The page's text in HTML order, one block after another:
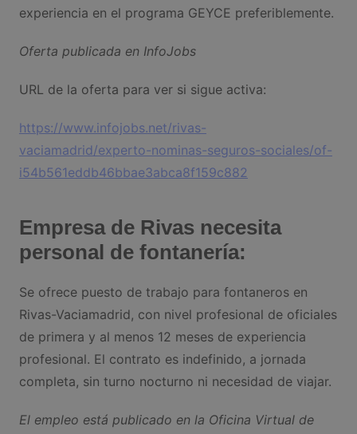
experiencia en el programa GEYCE preferiblemente.
Oferta publicada en InfoJobs
URL de la oferta para ver si sigue activa:
https://www.infojobs.net/rivas-
vaciamadrid/experto-nominas-seguros-sociales/of-
i54b561eddb46bbae3abca8f159c882
Empresa de Rivas necesita
personal de fontanería:
Se ofrece puesto de trabajo para fontaneros en
Rivas-Vaciamadrid, con nivel profesional de oficiales
de primera y al menos 12 meses de experiencia
profesional. El contrato es indefinido, a jornada
completa, sin turno nocturno ni necesidad de viajar.
El empleo está publicado en la Oficina Virtual de